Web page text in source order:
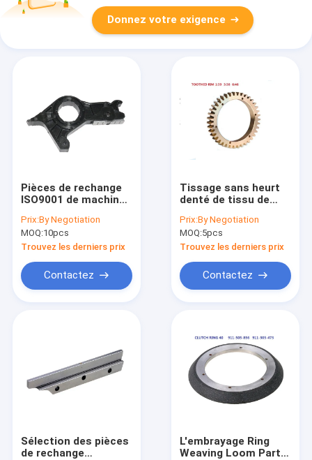
Donnez votre exigence
Pièces de rechange
ISO9001 de machines
sélecteur de ratière
Prix:By Negotiation
MOQ:10pcs
Trouvez les derniers prix
Contactez
Tissage sans heurt
denté de tissu de
Parts Keep
Prix:By Negotiation
MOQ:5pcs
Trouvez les derniers prix
Contactez
Sélection des pièces
de rechange
L'embrayage Ring
Weaving Loom Parts